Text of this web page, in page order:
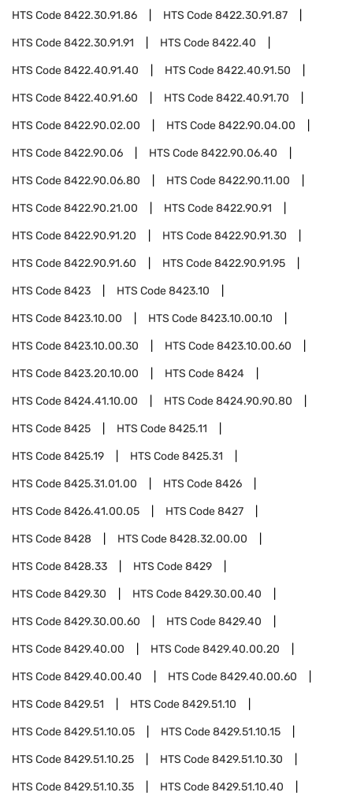
HTS Code8422.30.91.86 HTS Code8422.30.91.87
HTS Code8422.30.91.91 HTS Code8422.40
HTS Code8422.40.91.40 HTS Code8422.40.91.50
HTS Code8422.40.91.60 HTS Code8422.40.91.70
HTS Code8422.90.02.00 HTS Code8422.90.04.00
HTS Code8422.90.06 HTS Code8422.90.06.40
HTS Code8422.90.06.80 HTS Code8422.90.11.00
HTS Code8422.90.21.00 HTS Code8422.90.91
HTS Code8422.90.91.20 HTS Code8422.90.91.30
HTS Code8422.90.91.60 HTS Code8422.90.91.95
HTS Code8423 HTS Code8423.10
HTS Code8423.10.00 HTS Code8423.10.00.10
HTS Code8423.10.00.30 HTS Code8423.10.00.60
HTS Code8423.20.10.00 HTS Code8424
HTS Code8424.41.10.00 HTS Code8424.90.90.80
HTS Code8425 HTS Code8425.11
HTS Code8425.19 HTS Code8425.31
HTS Code8425.31.01.00 HTS Code8426
HTS Code8426.41.00.05 HTS Code8427
HTS Code8428 HTS Code8428.32.00.00
HTS Code8428.33 HTS Code8429
HTS Code8429.30 HTS Code8429.30.00.40
HTS Code8429.30.00.60 HTS Code8429.40
HTS Code8429.40.00 HTS Code8429.40.00.20
HTS Code8429.40.00.40 HTS Code8429.40.00.60
HTS Code8429.51 HTS Code8429.51.10
HTS Code8429.51.10.05 HTS Code8429.51.10.15
HTS Code8429.51.10.25 HTS Code8429.51.10.30
HTS Code8429.51.10.35 HTS Code8429.51.10.40